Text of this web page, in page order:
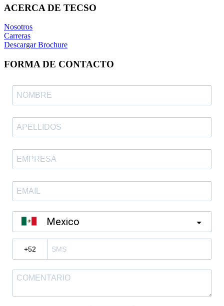
ACERCA DE TECSO
Nosotros
Carreras
Descargar Brochure
FORMA DE CONTACTO
Mexico